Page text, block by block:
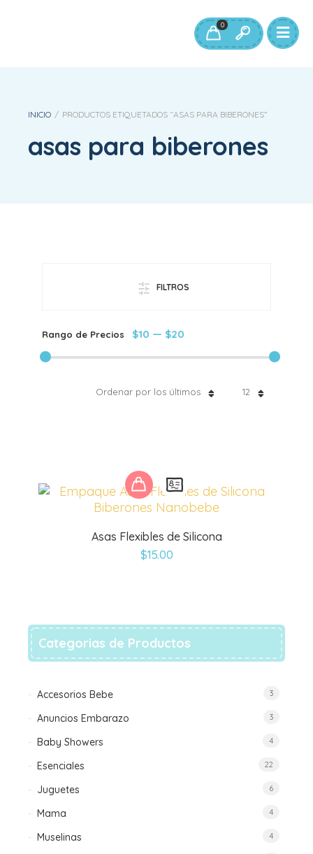
0
INICIO / PRODUCTOS ETIQUETADOS “ASAS PARA BIBERONES”
asas para biberones
FILTROS
Rango de Precios $10 — $20
12
Ordenar por los últimos
Asas Flexibles de Silicona
$15.00
Este
producto
tiene
variantes.
Las
elegir
en
la
Categorias de Productos
Accesorios Bebe 3
Anuncios Embarazo 3
Baby Showers 4
Esenciales 22
Juguetes 6
Mama 4
Muselinas 4